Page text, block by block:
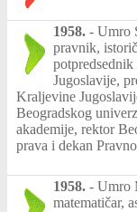
1958. - Umro
pravnik,
Jugoslavije,
Kraljevine
Beogradskog
akademije, rektor
prava i dekan
1958. - Umro
matematičar,